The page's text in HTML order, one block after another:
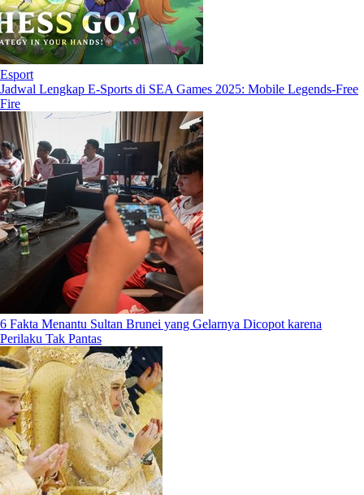
Esport
Jadwal Lengkap E-Sports di SEA Games 2025: Mobile Legends-Free
Fire
6 Fakta Menantu Sultan Brunei yang Gelarnya Dicopot karena
Perilaku Tak Pantas